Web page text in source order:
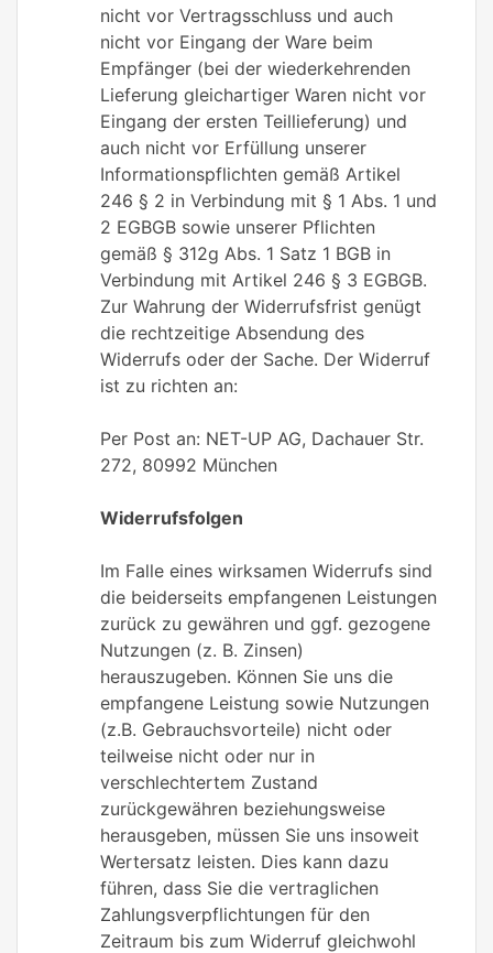
nicht vor Vertragsschluss und auch
nicht vor Eingang der Ware beim
Empfänger (bei der wiederkehrenden
Lieferung gleichartiger Waren nicht vor
Eingang der ersten Teillieferung) und
auch nicht vor Erfüllung unserer
Informationspflichten gemäß Artikel
246 § 2 in Verbindung mit § 1 Abs. 1 und
2 EGBGB sowie unserer Pflichten
gemäß § 312g Abs. 1 Satz 1 BGB in
Verbindung mit Artikel 246 § 3 EGBGB.
Zur Wahrung der Widerrufsfrist genügt
die rechtzeitige Absendung des
Widerrufs oder der Sache. Der Widerruf
ist zu richten an:
Per Post an: NET-UP AG, Dachauer Str.
272, 80992 München
Widerrufsfolgen
Im Falle eines wirksamen Widerrufs sind
die beiderseits empfangenen Leistungen
zurück zu gewähren und ggf. gezogene
Nutzungen (z. B. Zinsen)
herauszugeben. Können Sie uns die
empfangene Leistung sowie Nutzungen
(z.B. Gebrauchsvorteile) nicht oder
teilweise nicht oder nur in
verschlechtertem Zustand
zurückgewähren beziehungsweise
herausgeben, müssen Sie uns insoweit
Wertersatz leisten. Dies kann dazu
führen, dass Sie die vertraglichen
Zahlungsverpflichtungen für den
Zeitraum bis zum Widerruf gleichwohl